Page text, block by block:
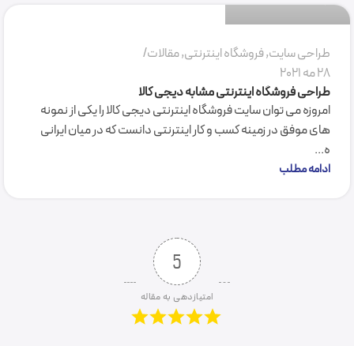
طراحی سایت,فروشگاه اینترنتی,مقالات
28 مه 2021
طراحی فروشگاه اینترنتی مشابه دیجی کالا
امروزه می توان سایت فروشگاه اینترنتی دیجی کالا را یکی از نمونه
های موفق در زمینه کسب و کار اینترنتی دانست که در میان ایرانی
ه...
ادامه مطلب
5
امتیازدهی به مقاله